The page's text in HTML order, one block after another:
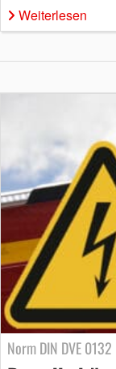
Weiterlesen
Norm DIN DVE